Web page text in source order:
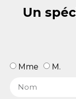
Un
Mme M.